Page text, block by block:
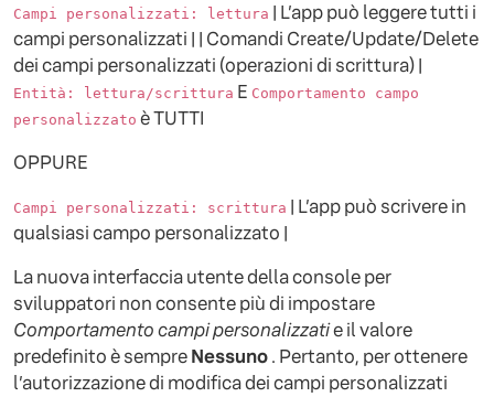
Campi personalizzati: lettura | L’app può leggere tutti i
campi personalizzati | | Comandi Create/Update/Delete
dei campi personalizzati (operazioni di scrittura) |
Entità: lettura/scrittura E Comportamento campo
personalizzato è TUTTI
OPPURE
Campi personalizzati: scrittura | L’app può scrivere in
qualsiasi campo personalizzato |
La nuova interfaccia utente della console per
sviluppatori non consente più di impostare
Comportamento campi personalizzatie il valore
predefinito è sempreNessuno. Pertanto, per ottenere
l’autorizzazione di modifica dei campi personalizzati